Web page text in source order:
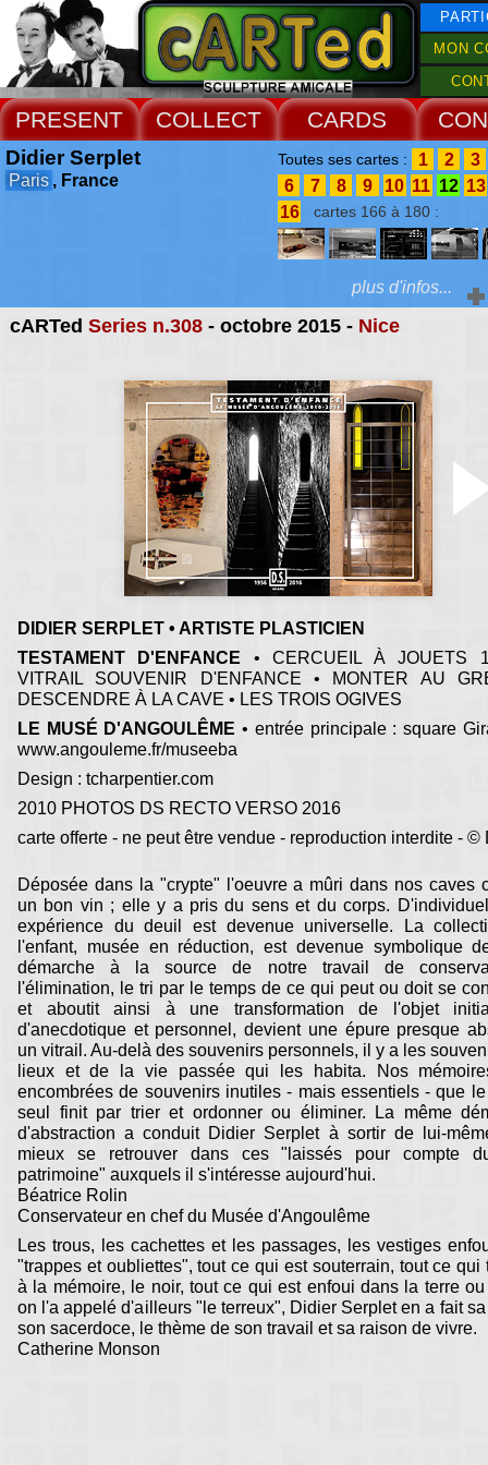
MON
PRESENT COLLECT CARDS
cARTed Series n.308- octobre 2015 - Nice
DIDIER SERPLET • ARTISTE PLASTICIEN
TESTAMENT D'ENFANCE • CERCUEIL À JOUETS
VITRAIL SOUVENIR D'ENFANCE • MONTER AU
DESCENDRE À LA CAVE • LES TROIS OGIVES
LE MUSÉ D'ANGOULÊME • entrée principale : square
www.angouleme.fr/museeba
Design : tcharpentier.com
2010 PHOTOS DS RECTO VERSO 2016
carte offerte - ne peut être vendue - reproduction interdite - ©
Déposée dans la "crypte" l'oeuvre a mûri dans nos caves
un bon vin ; elle y a pris du sens et du corps.
expérience du deuil est devenue universelle. La
l'enfant, musée en réduction, est devenue symbolique
démarche à la source de notre travail de
l'élimination, le tri par le temps de ce qui peut ou doit se
et aboutit ainsi à une transformation de l'objet
d'anecdotique et personnel, devient une épure presque
un vitrail. Au-delà des souvenirs personnels, il y a les
lieux et de la vie passée qui les habita. Nos
encombrées de souvenirs inutiles - mais essentiels - que
seul finit par trier et ordonner ou éliminer. La même
d'abstraction a conduit Didier Serplet à sortir de lui-
mieux se retrouver dans ces "laissés pour compte
patrimoine" auxquels il s'intéresse aujourd'hui.
Béatrice Rolin
Conservateur en chef du Musée d'Angoulême
Les trous, les cachettes et les passages, les vestiges
"trappes et oubliettes", tout ce qui est souterrain, tout ce qui
à la mémoire, le noir, tout ce qui est enfoui dans la terre
on l'a appelé d'ailleurs "le terreux", Didier Serplet en a fait
son sacerdoce, le thème de son travail et sa raison de vivre.
Catherine Monson
Didier Serplet
Paris , France
Toutes ses cartes : 1 2
3
6
7 8 9 10 11 12 13
16 cartes 166 à 180 :
Extras :
Catherine Monson
plus d'infos...